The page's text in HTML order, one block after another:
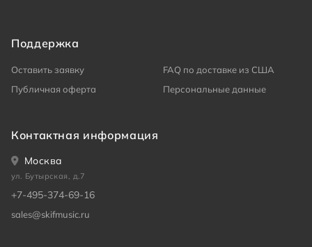
Поддержка
Оставить заявку
FAQ по доставке из США
Публичная оферта
Персональные данные
Контактная информация
Москва
ул. Бутырская, д.7
+7-495-374-69-16
sales@skifmusic.ru